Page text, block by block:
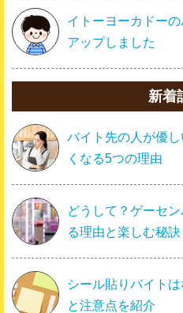
イトーヨーカドー
アップしました
新着
バイト先の人が優
くなる5つの理由
どうして？ゲーセ
る理由と楽しむ秘訣
シール貼りバイト
と注意点を紹介